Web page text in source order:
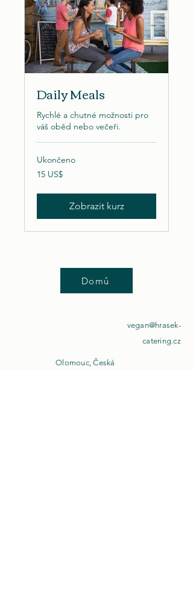
Daily Meals
Rychlé a chutné možnosti pro
váš oběd nebo večeři.
Ukončeno
15
amerických
15 US$
Zobrazit kurz
Domů
vegan@hrasek-
catering.cz
Olomouc, Česká